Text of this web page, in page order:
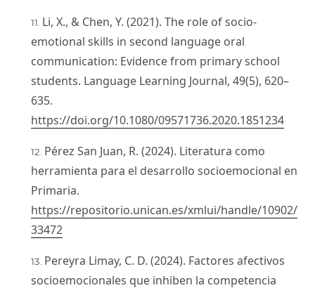
Li, X., & Chen, Y. (2021). The role of socio-
emotional skills in second language oral
communication: Evidence from primary school
students. Language Learning Journal, 49(5), 620–
635.
https://doi.org/10.1080/09571736.2020.1851234
Pérez San Juan, R. (2024). Literatura como
herramienta para el desarrollo socioemocional en
Primaria.
https://repositorio.unican.es/xmlui/handle/10902/
33472
Pereyra Limay, C. D. (2024). Factores afectivos
socioemocionales que inhiben la competencia